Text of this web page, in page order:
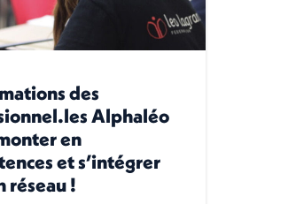
des
Alphaléo
en
et s’intégrer
réseau !